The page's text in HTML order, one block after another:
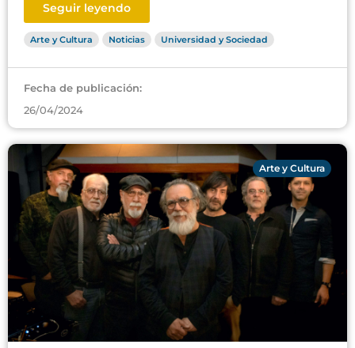
Seguir leyendo
Arte y Cultura Noticias Universidad y Sociedad
Fecha de publicación:
26/04/2024
Arte y Cultura